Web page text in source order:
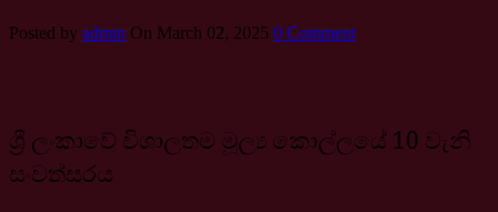
Posted by admin On March 02, 2025 0 Comment
ශ්‍රී ලංකාවේ විශාලතම මූල්‍ය කොල්ලයේ 10 වැනි
සංවත්සරය